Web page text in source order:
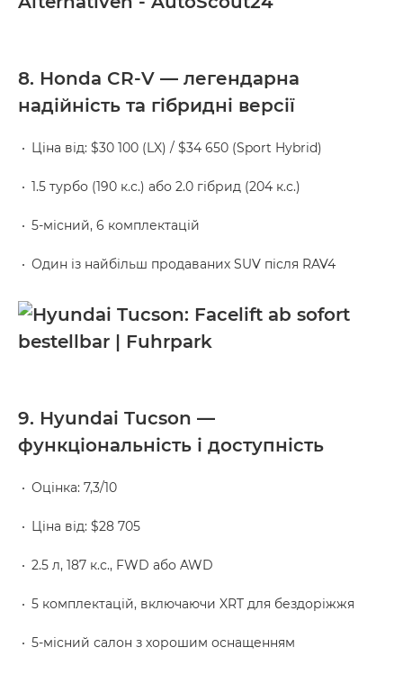
8. Honda CR-V — легендарна
надійність та гібридні версії
Ціна від: $30 100 (LX) / $34 650 (Sport Hybrid)
1.5 турбо (190 к.с.) або 2.0 гібрид (204 к.с.)
5-місний, 6 комплектацій
Один із найбільш продаваних SUV після RAV4
9. Hyundai Tucson —
функціональність і доступність
Оцінка: 7,3/10
Ціна від: $28 705
2.5 л, 187 к.с., FWD або AWD
5 комплектацій, включаючи XRT для бездоріжжя
5-місний салон з хорошим оснащенням